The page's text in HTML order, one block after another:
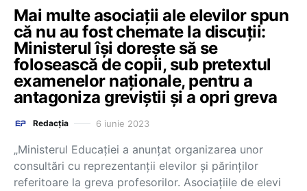
Mai multe asociaţii ale elevilor spun
că nu au fost chemate la discuţii:
Ministerul îşi dorește să se
folosească de copii, sub pretextul
examenelor naţionale, pentru a
antagoniza greviştii şi a opri greva
Redacția 6 iunie 2023
„Ministerul Educaţiei a anunţat organizarea unor
consultări cu reprezentanţii elevilor şi părinţilor
referitoare la greva profesorilor. Asociaţiile de elevi